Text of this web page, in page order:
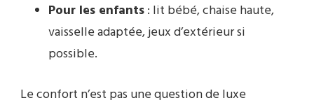
Pour les enfants: lit bébé, chaise haute,
vaisselle adaptée, jeux d’extérieur si
possible.
Le confort n’est pas une question de luxe